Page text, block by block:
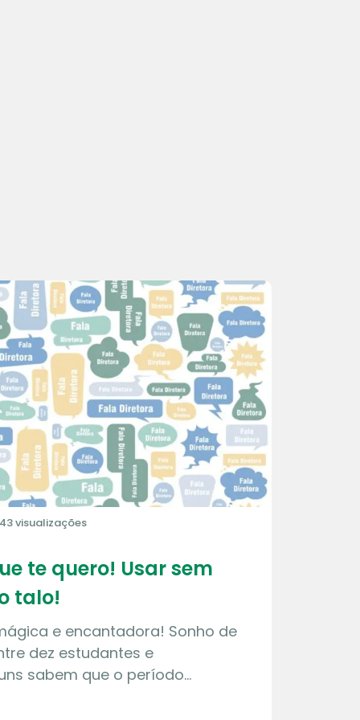
visualizações
te quero! Usar sem
talo!
e encantadora! Sonho de
dez estudantes e
sabem que o período…